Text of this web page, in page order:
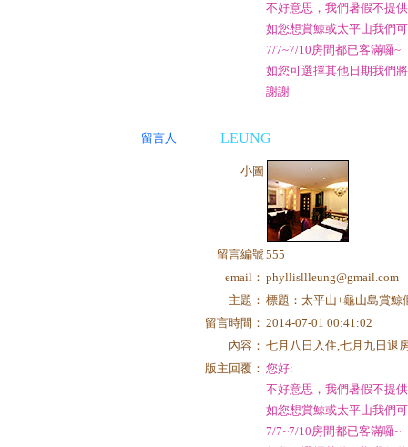
不好意思，我們暑假不提
如您想賞鯨或太平山我們
7/7~7/10房間都已客滿囉~
如您可選擇其他日期我們
謝謝
留言人 LEUNG
小圖
留言編號555
email： phyllisllleung@gmail.com
主題： 標題：太平山+龜山島賞
留言時間： 2014-07-01 00:41:02
內容： 七月八日入住,七月九日退
版主回覆： 您好:
不好意思，我們暑假不提
如您想賞鯨或太平山我們
7/7~7/10房間都已客滿囉~